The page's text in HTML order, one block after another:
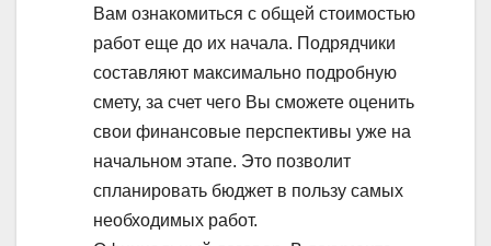
Вам ознакомиться с общей стоимостью
работ еще до их начала. Подрядчики
составляют максимально подробную
смету, за счет чего Вы сможете оценить
свои финансовые перспективы уже на
начальном этапе. Это позволит
спланировать бюджет в пользу самых
необходимых работ.